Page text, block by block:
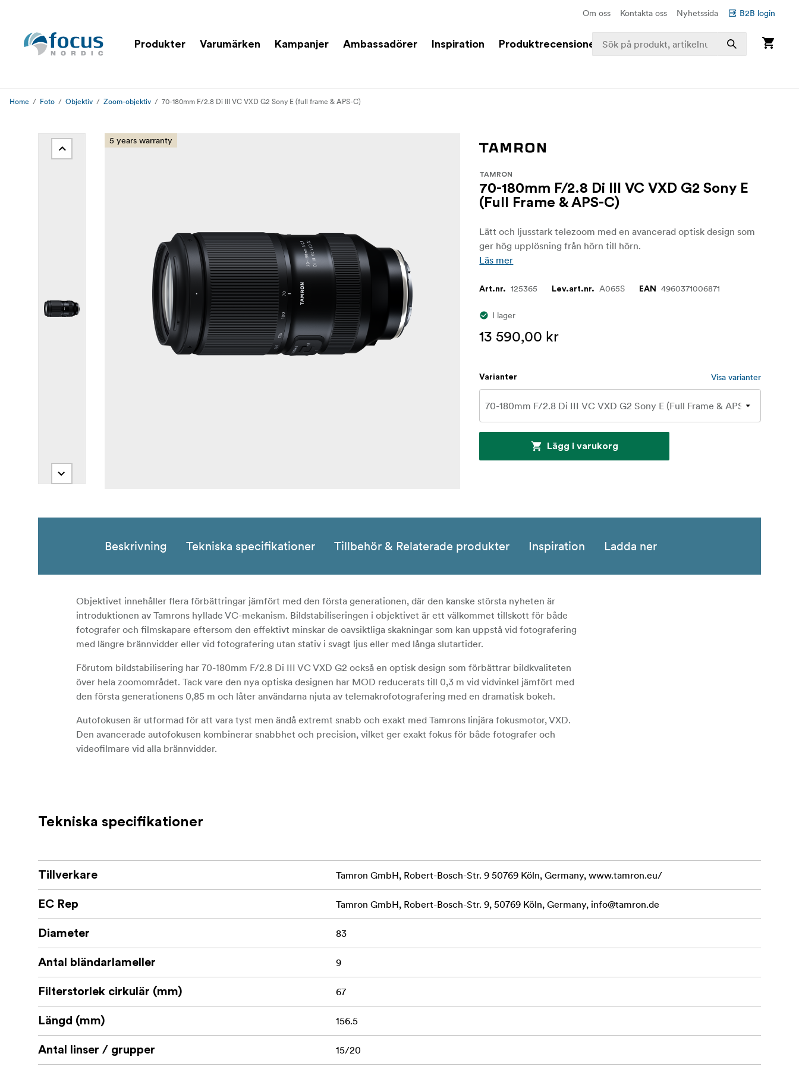
Om oss Kontakta oss Nyhetssida B2B login
Produkter Varumärken Kampanjer Ambassadörer Inspiration Produktrecensioner
Home Foto Objektiv Zoom-objektiv 70-180mm F/2.8 Di III VC VXD G2 Sony E (full frame & APS-C)
5 years warranty
TAMRON
70-180mm F/2.8 Di III VC VXD G2 Sony E
(Full Frame & APS-C)
Lätt och ljusstark telezoom med en avancerad optisk design som
ger hög upplösning från hörn till hörn.
Läs mer
Art.nr. 125365 Lev.art.nr. A065S EAN 4960371006871
I lager
13 590,00 kr
Varianter Visa varianter
Lägg i varukorg
Beskrivning Tekniska specifikationer Tillbehör & Relaterade produkter Inspiration Ladda ner
Objektivet innehåller flera förbättringar jämfört med den första generationen, där den kanske största nyheten är
introduktionen av Tamrons hyllade VC-mekanism. Bildstabiliseringen i objektivet är ett välkommet tillskott för både
fotografer och filmskapare eftersom den effektivt minskar de oavsiktliga skakningar som kan uppstå vid fotografering
med längre brännvidder eller vid fotografering utan stativ i svagt ljus eller med långa slutartider.
Förutom bildstabilisering har 70-180mm F/2.8 Di III VC VXD G2 också en optisk design som förbättrar bildkvaliteten
över hela zoomområdet. Tack vare den nya optiska designen har MOD reducerats till 0,3 m vid vidvinkel jämfört med
den första generationens 0,85 m och låter användarna njuta av telemakrofotografering med en dramatisk bokeh.
Autofokusen är utformad för att vara tyst men ändå extremt snabb och exakt med Tamrons linjära fokusmotor, VXD.
Den avancerade autofokusen kombinerar snabbhet och precision, vilket ger exakt fokus för både fotografer och
videofilmare vid alla brännvidder.
En dynamisk objektivdesign förbättrar användbarheten, ger reptålighet och har en fuktresistent konstruktion med
Kompakt design, objektivet är bara 156,5 mm långt
Kompatibel med Fast Hybrid AF och Eye AF
67 mm filterstorlek, samma som de flesta andra Tamron-objektiv för spegellösa kameror
Fukttålig konstruktion med fluorbeläggning
MOD är bara 0,3 m
Få 5 års garanti på ditt nya Tamron-objektiv.
Tekniska specifikationer
Tillverkare Tamron GmbH, Robert-Bosch-Str. 9 50769 Köln, Germany, www.tamron.eu/
EC Rep Tamron GmbH, Robert-Bosch-Str. 9, 50769 Köln, Germany, info@tamron.de
Diameter 83
Antal bländarlameller 9
Filterstorlek cirkulär (mm) 67
Längd (mm) 156.5
Antal linser / grupper 15/20